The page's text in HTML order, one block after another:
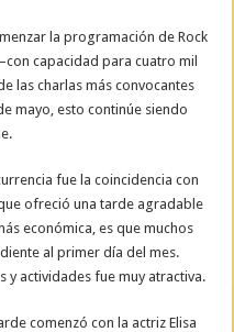
la programación de Rock
capacidad para cuatro mil
las charlas más convocantes
mayo, esto continúe siendo
fue la coincidencia con
ofreció una tarde agradable
económica, es que muchos
al primer día del mes.
y actividades fue muy atractiva.
comenzó con la actriz Elisa